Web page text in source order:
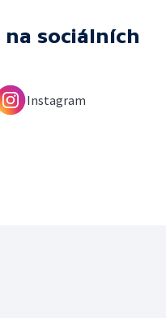
na sociálních
Instagram